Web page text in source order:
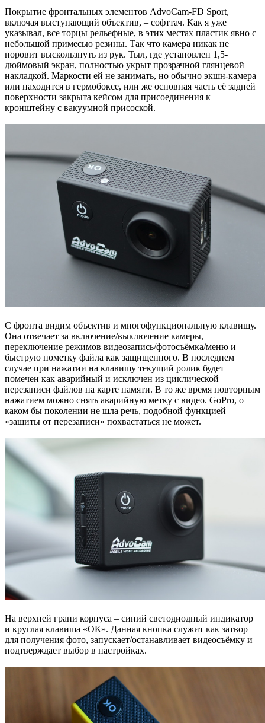
Покрытие фронтальных элементов AdvoCam-FD Sport,
включая выступающий объектив, – софттач. Как я уже
указывал, все торцы рельефные, в этих местах пластик явно с
небольшой примесью резины. Так что камера никак не
норовит выскользнуть из рук. Тыл, где установлен 1,5-
дюймовый экран, полностью укрыт прозрачной глянцевой
накладкой. Маркости ей не занимать, но обычно экшн-камера
или находится в гермобоксе, или же основная часть её задней
поверхности закрыта кейсом для присоединения к
кронштейну с вакуумной присоской.
С фронта видим объектив и многофункциональную клавишу.
Она отвечает за включение/выключение камеры,
переключение режимов видеозапись/фотосъёмка/меню и
быструю пометку файла как защищенного. В последнем
случае при нажатии на клавишу текущий ролик будет
помечен как аварийный и исключен из циклической
перезаписи файлов на карте памяти. В то же время повторным
нажатием можно снять аварийную метку с видео. GoPro, о
каком бы поколении не шла речь, подобной функцией
«защиты от перезаписи» похвастаться не может.
На верхней грани корпуса – синий светодиодный индикатор
и круглая клавиша «ОК». Данная кнопка служит как затвор
для получения фото, запускает/останавливает видеосъёмку и
подтверждает выбор в настройках.